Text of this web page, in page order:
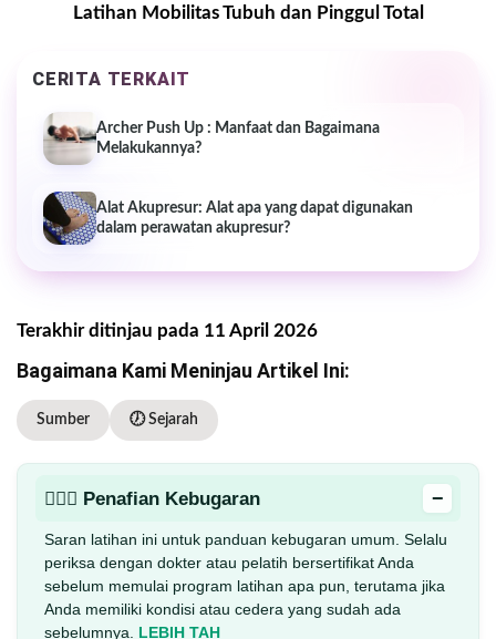
Latihan Mobilitas Tubuh dan Pinggul Total
CERITA TERKAIT
Archer Push Up : Manfaat dan Bagaimana
Melakukannya?
Alat Akupresur: Alat apa yang dapat digunakan
dalam perawatan akupresur?
Terakhir ditinjau pada 11 April 2026
Bagaimana Kami Meninjau Artikel Ini:
Sumber 🕖 Sejarah
🏋🏻‍♂️ Penafian Kebugaran −
Saran latihan ini untuk panduan kebugaran umum. Selalu
periksa dengan dokter atau pelatih bersertifikat Anda
sebelum memulai program latihan apa pun, terutama jika
Anda memiliki kondisi atau cedera yang sudah ada
sebelumnya. LEBIH TAH